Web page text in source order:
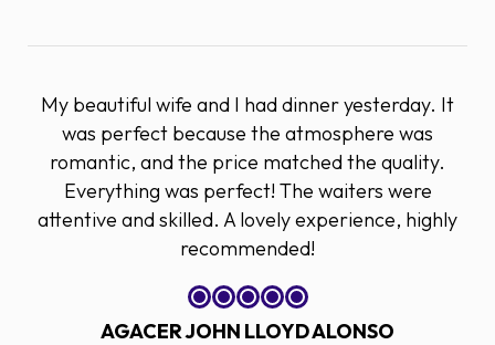
My beautiful wife and I had dinner yesterday. It
was perfect because the atmosphere was
romantic, and the price matched the quality.
Everything was perfect! The waiters were
attentive and skilled. A lovely experience, highly
recommended!
AGACER JOHN LLOYD ALONSO